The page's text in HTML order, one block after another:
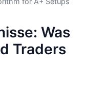
Was
Traders